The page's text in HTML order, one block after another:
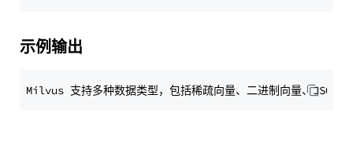
示例输出